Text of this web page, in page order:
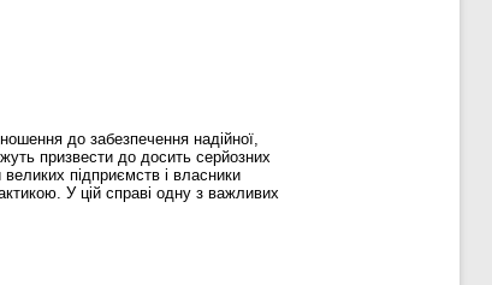
до забезпечення надійної,
призвести до досить серйозних
підприємств і власники
У цій справі одну з важливих